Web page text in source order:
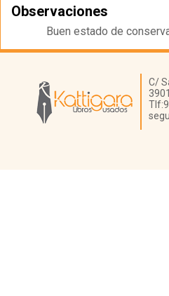
Observaciones
Buen estado de
Librería Kattigara
C/
Tlf: